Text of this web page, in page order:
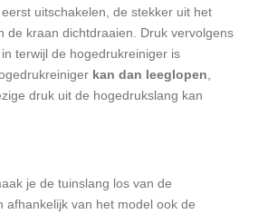
uitschakelen, de stekker uit het
de kraan dichtdraaien. Druk vervolgens
terwijl de hogedrukreiniger is
kan dan leeglopen
druk uit de hogedrukslang kan
je de tuinslang los van de
afhankelijk van het model ook de